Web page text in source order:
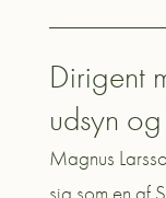
Dirigent
udsyn
Magnus